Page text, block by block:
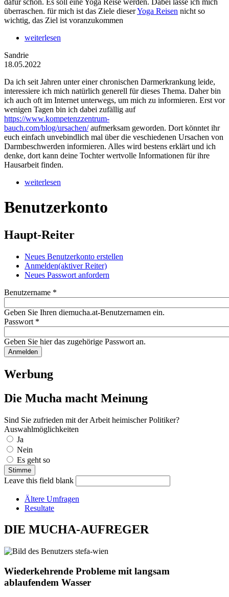
dafür schon. Es soll eine Yoga Reise werden. Dabei lasse ich mich
überraschen. für mich ist das Ziele dieserYoga Reisen nicht so
wichtig, das Ziel ist voranzukommen
weiterlesen
Sandrie
18.05.2022
Da ich seit Jahren unter einer chronischen Darmerkrankung leide,
interessiere ich mich natürlich generell für dieses Thema. Daher bin
ich auch oft im Internet unterwegs, um mich zu informieren. Erst vor
wenigen Tagen bin ich dabei zufällig auf
https://www.kompetenzzentrum-
bauch.com/blog/ursachen/aufmerksam geworden. Dort könntet ihr
euch einfach unvebindlich mal über die veschiedenen Ursachen von
Darmbeschwerden informieren. Alles wird bestens erklärt und ich
denke, dort kann deine Tochter wertvolle Informationen für ihre
Hausarbeit finden.
weiterlesen
Benutzerkonto
Haupt-Reiter
Neues Benutzerkonto erstellen
Anmelden(aktiver Reiter)
Neues Passwort anfordern
Benutzername *
Geben Sie Ihren diemucha.at-Benutzernamen ein.
Passwort *
Geben Sie hier das zugehörige Passwort an.
Werbung
Die Mucha macht Meinung
Sind Sie zufrieden mit der Arbeit heimischer Politiker?
Auswahlmöglichkeiten
Ja
Nein
Es geht so
Leave this field blank
Ältere Umfragen
Resultate
DIE MUCHA-AUFREGER
Wiederkehrende Probleme mit langsam
ablaufendem Wasser